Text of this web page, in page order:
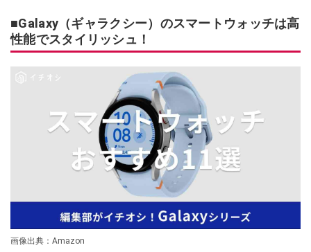
■Galaxy（ギャラクシー）のスマートウォッチは高
性能でスタイリッシュ！
画像出典：Amazon